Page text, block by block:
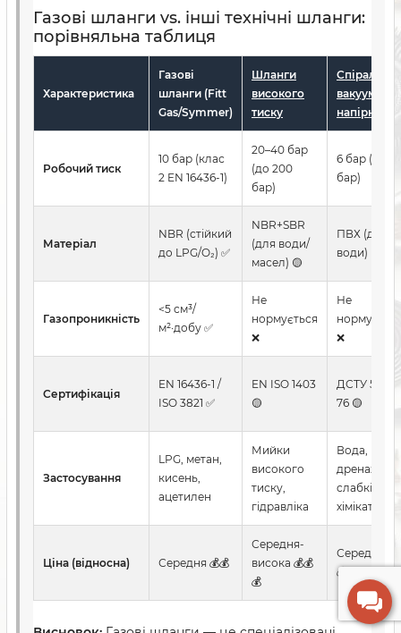
Газові шланги vs. інші технічні шланги:
порівняльна таблиця
Характеристика
Газові
шланги (Fitt
Gas/Symmer)
Шланги
високого
тиску
Спіральні
вакуумно-
напірні
Робочий тиск
10 бар (клас
2 EN 16436-1)
20–40 бар
(до 200
бар)
6 бар (SSL 4
бар)
Матеріал
NBR (стійкий
до LPG/O₂) ✅
NBR+SBR
(для води/
масел) 🟡
ПВХ (для
води) 🟡
Газопроникність
<5 см³/
м²·добу ✅
Не
нормується
❌
Не
❌
Сертифікація
EN 16436-1 /
ISO 3821 ✅
EN ISO 1403
🟡
ДСТУ 5398-
76 🟡
Застосування
LPG, метан,
кисень,
ацетилен
Мийки
високого
тиску,
гідравліка
Вода,
дренаж,
слабкі
хімікати
Ціна (відносна) Середня 💰💰
Середня-
висока 💰💰
💰
Середня 💰
💰